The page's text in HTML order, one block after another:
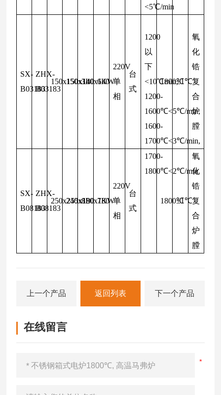
<5℃/min
SX-
B03183
ZHX-
B03183
150x150x140
150x140x140
3L 6KW
220V
单
相
台
式
1200
以
下
<10℃min,
1200-
1600℃<5℃/min,
1600-
1700℃<3℃/min,
1800℃±1℃
氧
化
锆
复
合
炉
膛
SX-
B08183
ZHX-
B08183
250x255x190
240x180x180
8L 7KW
220V
单
相
台
式
1700-
1800℃<2℃/min
1800℃±1℃
氧
化
锆
复
合
炉
膛
上一个产品 返回列表 下一个产品
在线留言